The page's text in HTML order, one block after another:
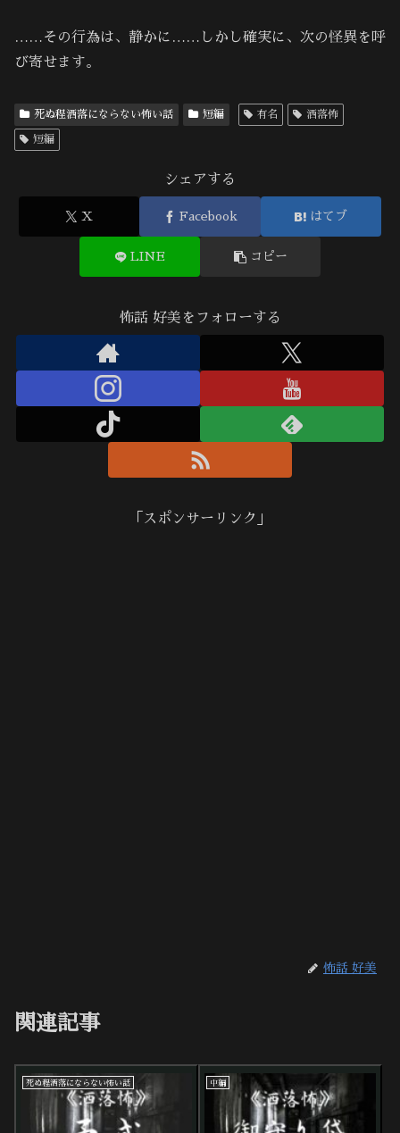
……その行為は、静かに……しかし確実に、次の怪異を呼
び寄せます。
死ぬ程洒落にならない怖い話 短編 有名 洒落怖
短編
シェアする
X Facebook はてブ
LINE コピー
怖話 好美をフォローする
「スポンサーリンク」
怖話 好美
関連記事
死ぬ程洒落にならない怖い話 中編